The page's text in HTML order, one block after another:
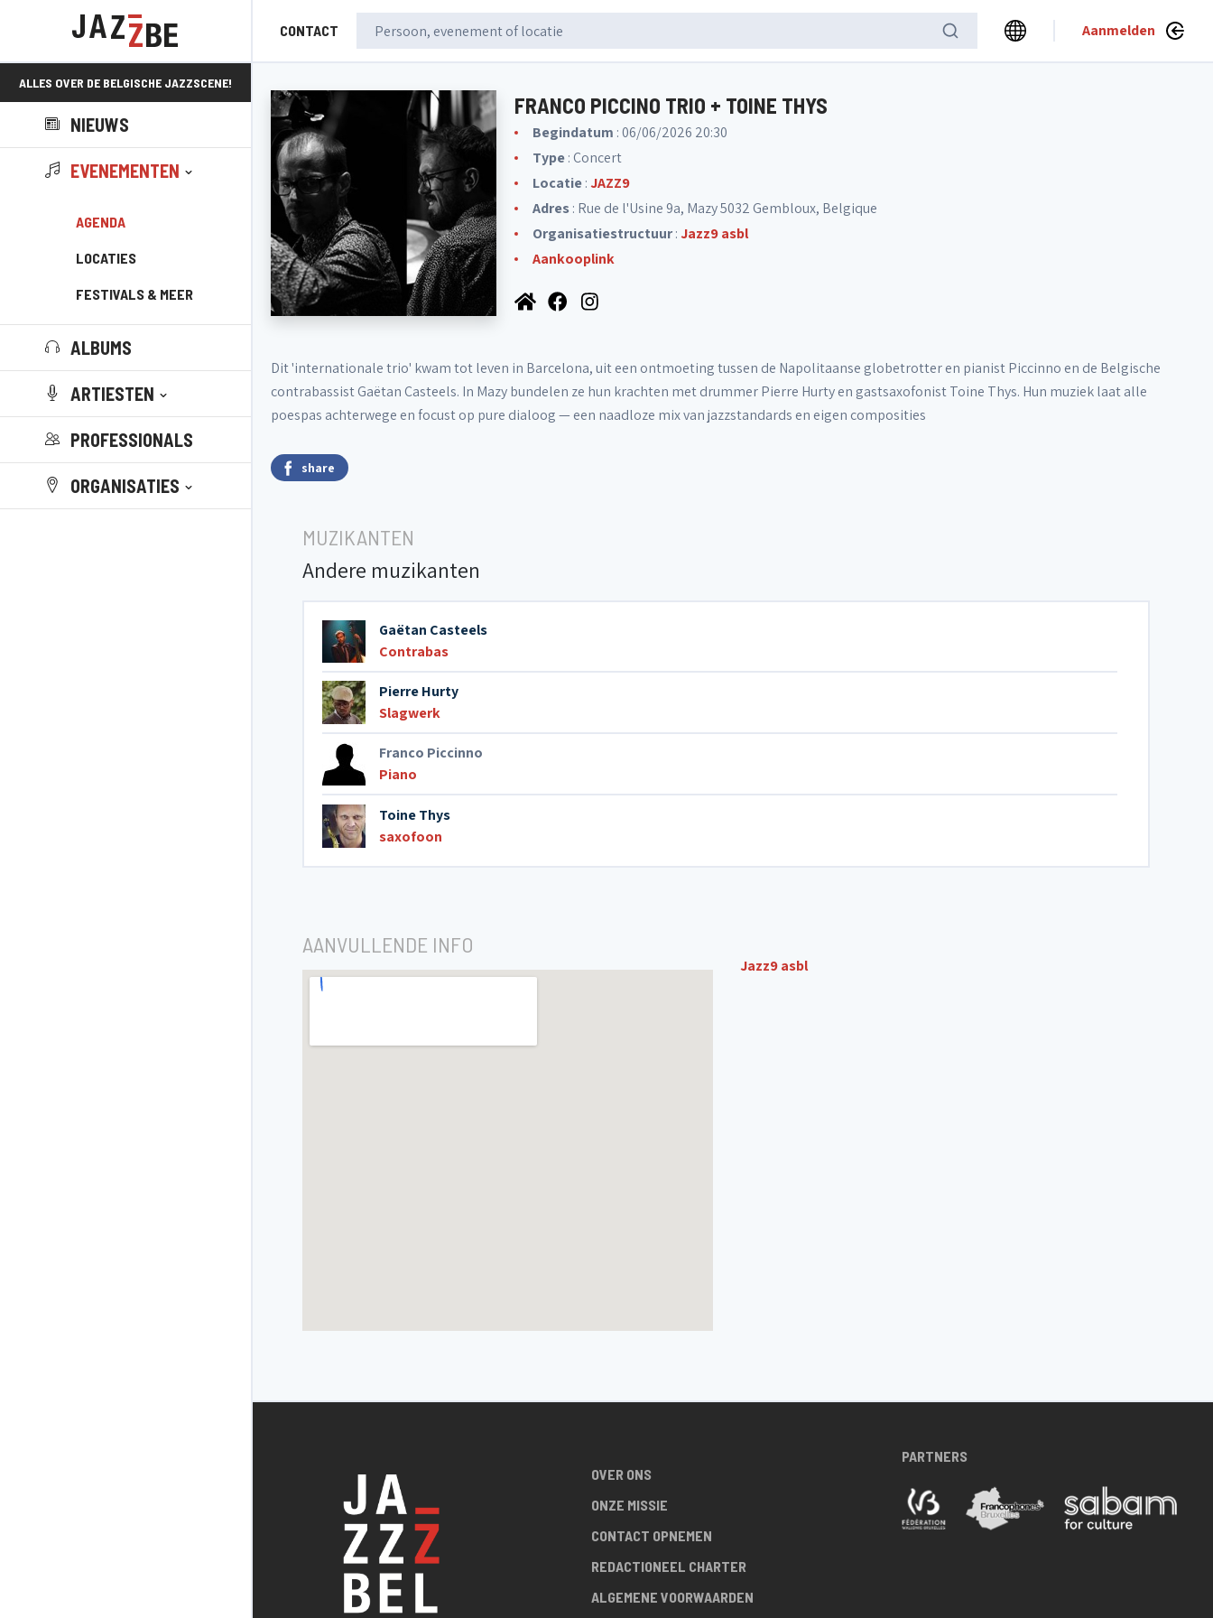
CONTACT Aanmelden
ALLES OVER DE BELGISCHE JAZZSCENE!
NIEUWS
EVENEMENTEN
AGENDA
LOCATIES
FESTIVALS & MEER
ALBUMS
ARTIESTEN
PROFESSIONALS
ORGANISATIES
FRANCO PICCINO TRIO + TOINE THYS
Begindatum : 06/06/2026 20:30
Type: Concert
Locatie:JAZZ9
Adres: Rue de l'Usine 9a, Mazy 5032 Gembloux, Belgique
Organisatiestructuur:Jazz9 asbl
Aankooplink
Dit 'internationale trio' kwam tot leven in Barcelona, uit een ontmoeting tussen de Napolitaanse globetrotter en pianist Piccinno en de Belgische
contrabassist Gaëtan Casteels. In Mazy bundelen ze hun krachten met drummer Pierre Hurty en gastsaxofonist Toine Thys. Hun muziek laat alle
poespas achterwege en focust op pure dialoog — een naadloze mix van jazzstandards en eigen composities
share
MUZIKANTEN
Andere muzikanten
Gaëtan Casteels
Contrabas
Pierre Hurty
Slagwerk
Franco Piccinno
Piano
Toine Thys
saxofoon
AANVULLENDE INFO
Jazz9 asbl
OVER ONS
ONZE MISSIE
CONTACT OPNEMEN
REDACTIONEEL CHARTER
ALGEMENE VOORWAARDEN
PARTNERS